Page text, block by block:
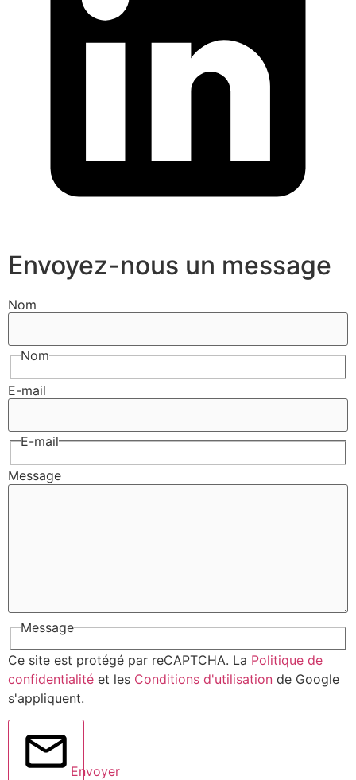
Envoyez-nous un message
Nom
Nom
E-mail
E-mail
Message
Message
Ce site est protégé par reCAPTCHA. La Politique de
confidentialité et les Conditions d'utilisation de Google
s'appliquent.
Envoyer